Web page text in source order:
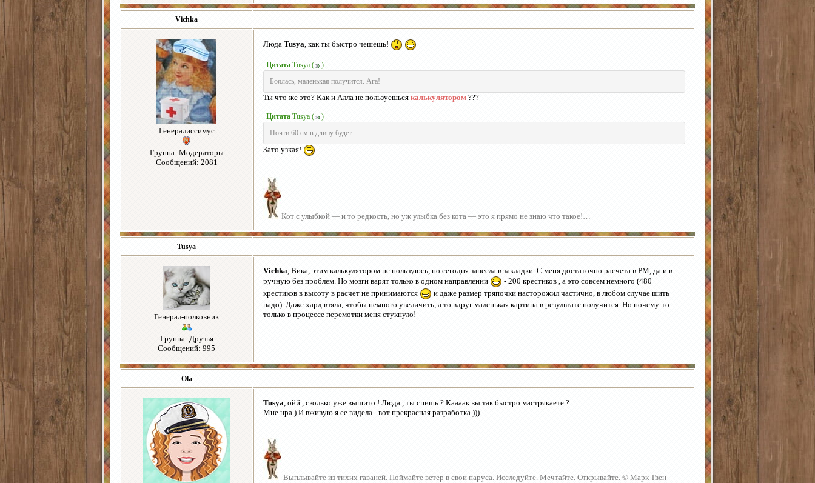
Vichka
Генералиссимус
Группа: Модераторы
Сообщений: 2081
Люда Tusya, как ты быстро чешешь!
Цитата Tusya (
)
Боялась, маленькая получится. Ага!
Ты что же это? Как и Алла не пользуешься калькулятором ???
Цитата Tusya (
)
Почти 60 см в длину будет.
Зато узкая!
Кот с улыбкой — и то редкость, но уж улыбка без кота — это я прямо не знаю что такое!…
Tusya
Генерал-полковник
Группа: Друзья
Сообщений: 995
Vichka, Вика, этим калькулятором не пользуюсь, но сегодня занесла в закладки. С меня достаточно расчета в РМ, да и в
ручную без проблем. Но мозги варят только в одном направлении
- 200 крестиков , а это совсем немного (480
крестиков в высоту в расчет не принимаются
и даже размер тряпочки насторожил частично, в любом случае шить
надо). Даже хард взяла, чтобы немного увеличить, а то вдруг маленькая картина в результате получится. Но почему-то
только в процессе перемотки меня стукнуло!
Ola
Tusya, ойй , сколько уже вышито ! Люда , ты спишь ? Каааак вы так быстро мастрякаете ?
Мне нра ) И вживую я ее видела - вот прекрасная разработка )))
Выплывайте из тихих гаваней. Поймайте ветер в свои паруса. Исследуйте. Мечтайте. Открывайте. © Марк Твен